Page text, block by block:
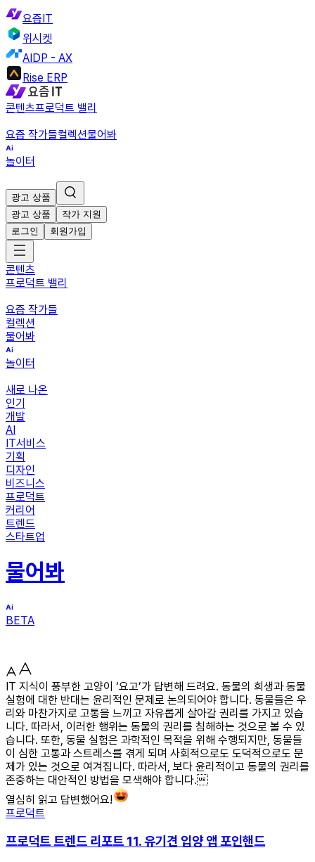
요즘IT
위시켓
AIDP - AX
Rise ERP
콘텐츠프로덕트 밸리
요즘 작가들컬렉션물어봐
놀이터
광고 상품
광고 상품
작가 지원
로그인
회원가입
콘텐츠
프로덕트 밸리
요즘 작가들
컬렉션
물어봐
놀이터
새로 나온
인기
개발
AI
IT서비스
기획
디자인
비즈니스
프로덕트
커리어
트렌드
스타트업
물어봐
BETA
IT 지식이 풍부한 고양이 ‘요고’가 답변해 드려요. 동물의 희생과 동물
실험에 대한 반대는 윤리적인 문제로 논의되어야 합니다. 동물들은 우
리와 마찬가지로 고통을 느끼고 자유롭게 살아갈 권리를 가지고 있습
니다. 따라서, 이러한 행위는 동물의 권리를 침해하는 것으로 볼 수 있
습니다. 또한, 동물 실험은 과학적인 목적을 위해 수행되지만, 동물들
이 심한 고통과 스트레스를 겪게 되며 사회적으로도 도덕적으로도 문
제가 있는 것으로 여겨집니다. 따라서, 보다 윤리적이고 동물의 권리를
존중하는 대안적인 방법을 모색해야 합니다.
열심히 읽고 답변했어요!
프로덕트
프로덕트 트렌드 리포트 11. 유기견 입양 앱 포인핸드